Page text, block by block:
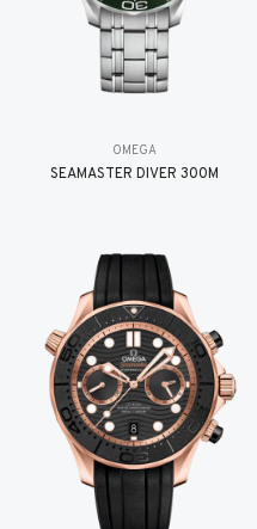
OMEGA
SEAMASTER DIVER 300M